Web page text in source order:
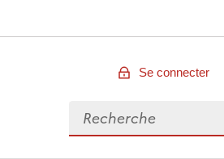
Se connecter
Rechercher des données